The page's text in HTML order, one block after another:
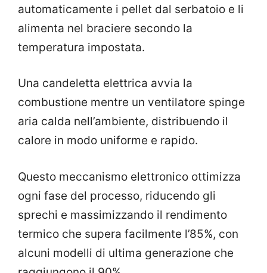
automaticamente i pellet dal serbatoio e li
alimenta nel braciere secondo la
temperatura impostata.
Una candeletta elettrica avvia la
combustione mentre un ventilatore spinge
aria calda nell’ambiente, distribuendo il
calore in modo uniforme e rapido.
Questo meccanismo elettronico ottimizza
ogni fase del processo, riducendo gli
sprechi e massimizzando il rendimento
termico che supera facilmente l’85%, con
alcuni modelli di ultima generazione che